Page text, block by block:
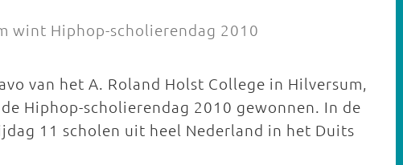
wint Hiphop-scholierendag 2010
van het A. Roland Holst College in Hilversum,
Hiphop-scholierendag 2010 gewonnen. In de
11 scholen uit heel Nederland in het Duits